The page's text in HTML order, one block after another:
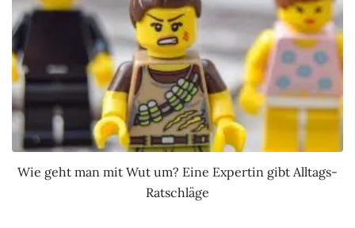
Wie geht man mit Wut um? Eine Expertin gibt Alltags-
Ratschläge